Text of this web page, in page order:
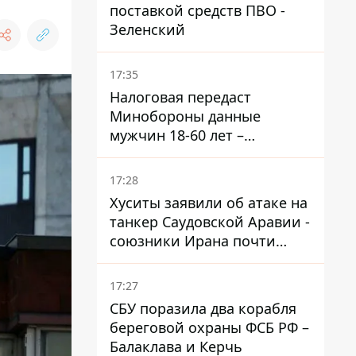
поставкой средств ПВО -
Зеленский
17:35
Налоговая передаст
Минобороны данные
мужчин 18-60 лет –
постановление Кабмина
17:28
Хуситы заявили об атаке на
танкер Саудовской Аравии -
союзники Ирана почти
закрыли Баб-эль-
Мандебский пролив
17:27
СБУ поразила два корабля
береговой охраны ФСБ РФ –
Балаклава и Керчь